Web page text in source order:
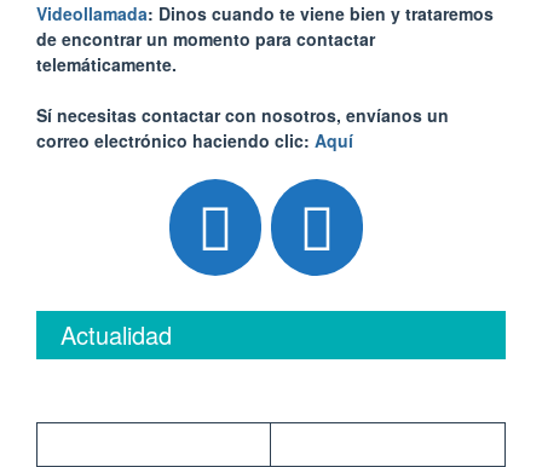
Videollamada: Dinos cuando te viene bien y trataremos
de encontrar un momento para contactar
telemáticamente.
Sí necesitas contactar con nosotros, envíanos un
correo electrónico haciendo clic: Aquí
Actualidad